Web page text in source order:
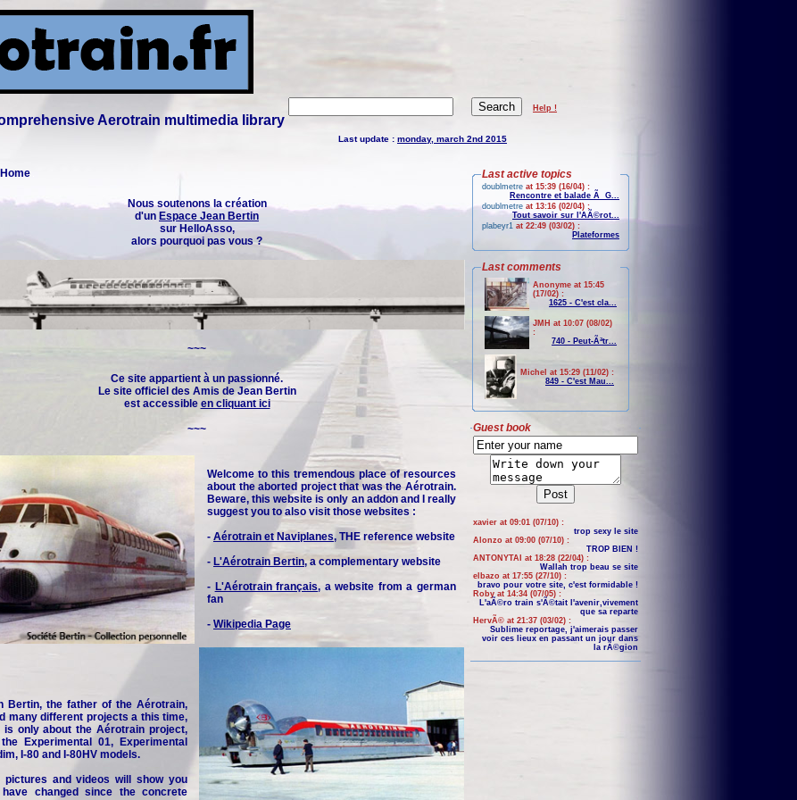
Aerotrain multimedia library
Help !
Last update : monday, march 2nd 2015
Nous soutenons la création
d'un Espace Jean Bertin
sur HelloAsso,
alors pourquoi pas vous ?
~~~
Ce site appartient à un passionné.
Le site officiel des Amis de Jean Bertin
est accessible en cliquant ici
~~~
Welcome to this tremendous place of resources
about the aborted project that was the Aérotrain.
Beware, this website is only an addon and I really
suggest you to also visit those websites :
- Aérotrain et Naviplanes, THE reference website
- L'Aérotrain Bertin, a complementary website
- L'Aérotrain français, a website from a german
fan
- Wikipedia Page
Bertin, the father of the Aérotrain,
many different projects a this time,
is only about the Aérotrain project,
Experimental 01, Experimental
I-80 and I-80HV models.
and videos will show you
changed since the concrete
Last active topics
doublmetre at 15:39 (16/04) :
Rencontre et balade Ã G...
doublmetre at 13:16 (02/04) :
Tout savoir sur l'AÃ©rot...
plabeyr1 at 22:49 (03/02) :
Plateformes
Last comments
Anonyme at 15:45
(17/02) :
1625 - C'est cla...
JMH at 10:07 (08/02)
:
740 - Peut-Ãªtr...
Michel at 15:29 (11/02) :
849 - C'est Mau...
Guest book
xavier at 09:01 (07/10) :
trop sexy le site
Alonzo at 09:00 (07/10) :
TROP BIEN !
ANTONYTAI at 18:28 (22/04) :
Wallah trop beau se site
elbazo at 17:55 (27/10) :
bravo pour votre site, c'est formidable !
Roby at 14:34 (07/05) :
L'aÃ©ro train s'Ã©tait l'avenir,vivement
que sa reparte
HervÃ© at 21:37 (03/02) :
Sublime reportage, j'aimerais passer
voir ces lieux en passant un jour dans
la rÃ©gion